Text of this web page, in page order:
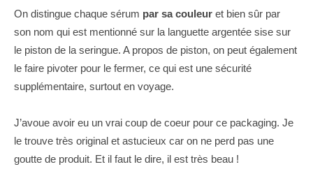
On distingue chaque sérum par sa couleur et bien sûr par
son nom qui est mentionné sur la languette argentée sise sur
le piston de la seringue. A propos de piston, on peut également
le faire pivoter pour le fermer, ce qui est une sécurité
supplémentaire, surtout en voyage.
J’avoue avoir eu un vrai coup de coeur pour ce packaging. Je
le trouve très original et astucieux car on ne perd pas une
goutte de produit. Et il faut le dire, il est très beau !